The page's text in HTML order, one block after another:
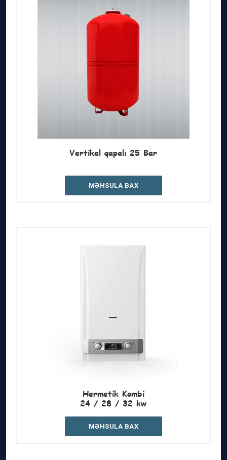
Vertikal qapalı 25 Bar
MƏHSULA BAX
Hermetik Kombi
24 / 28 / 32 kw
MƏHSULA BAX